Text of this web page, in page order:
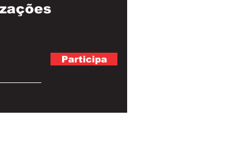
Participa